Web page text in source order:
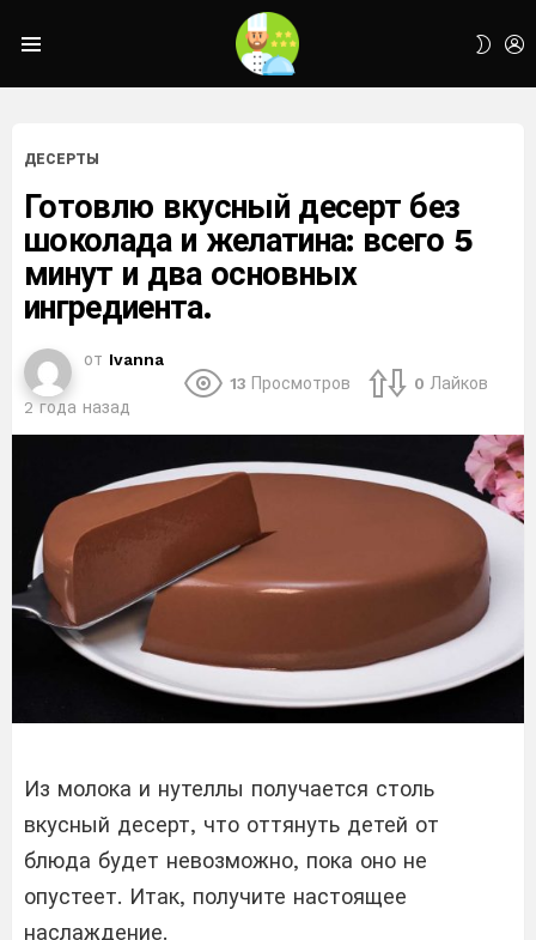
ДЕСЕРТЫ
Готовлю вкусный десерт без
шоколада и желатина: всего 5
минут и два основных
ингредиента.
от Ivanna
2 года назад
13 Просмотров 0 Лайков
Из молока и нутеллы получается столь
вкусный десерт, что оттянуть детей от
блюда будет невозможно, пока оно не
опустеет. Итак, получите настоящее
наслаждение.